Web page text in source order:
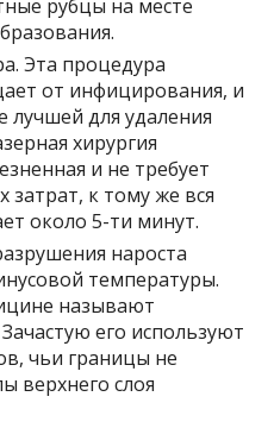
рубцы на месте
Эта процедура
от инфицирования, и
лучшей для удаления
хирургия
и не требует
к тому же вся
около 5-ти минут.
нароста
температуры.
называют
его используют
чьи границы не
верхнего слоя